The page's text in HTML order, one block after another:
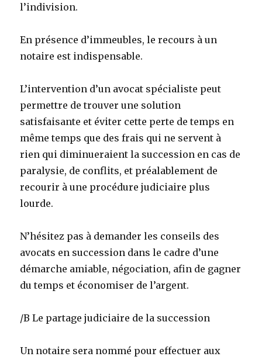
l’indivision.
En présence d’immeubles, le recours à un
notaire est indispensable.
L’intervention d’un avocat spécialiste peut
permettre de trouver une solution
satisfaisante et éviter cette perte de temps en
même temps que des frais qui ne servent à
rien qui diminueraient la succession en cas de
paralysie, de conflits, et préalablement de
recourir à une procédure judiciaire plus
lourde.
N’hésitez pas à demander les conseils des
avocats en succession dans le cadre d’une
démarche amiable, négociation, afin de gagner
du temps et économiser de l’argent.
/B Le partage judiciaire de la succession
Un notaire sera nommé pour effectuer aux